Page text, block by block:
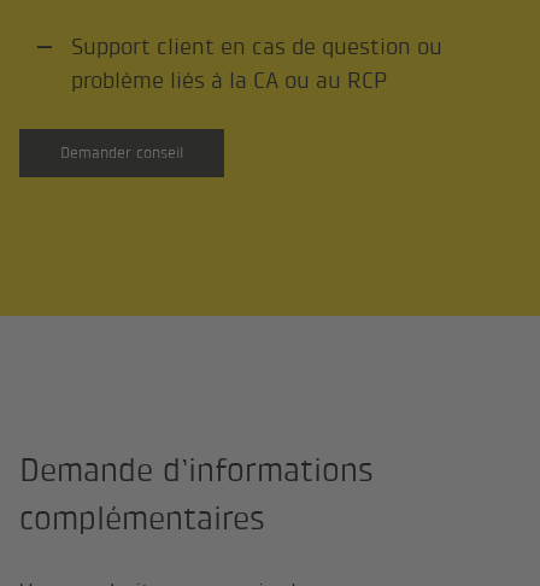
Support client en cas de question ou
problème liés à la CA ou au RCP
Demander conseil
Demande d’informations
complémentaires